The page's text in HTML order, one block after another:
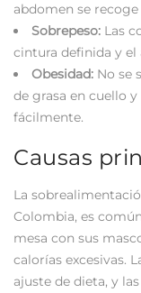
abdomen se
Sobrepeso: Las
cintura definida y el
Obesidad: No se
de grasa en cuello
fácilmente.
Causas
La
Colombia, es
mesa con sus
calorías excesivas.
ajuste de dieta, y